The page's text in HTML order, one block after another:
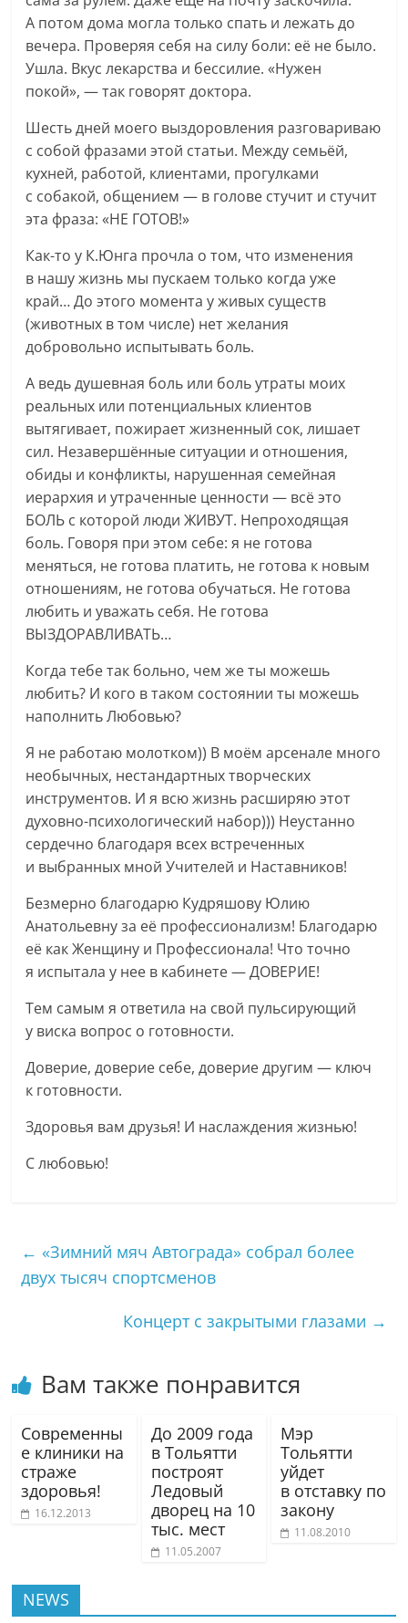
А потом дома могла только спать и лежать до
вечера. Проверяя себя на силу боли: её не было.
Ушла. Вкус лекарства и бессилие. «Нужен
покой», — так говорят доктора.
Шесть дней моего выздоровления разговариваю
с собой фразами этой статьи. Между семьёй,
кухней, работой, клиентами, прогулками
с собакой, общением — в голове стучит и стучит
эта фраза: «НЕ ГОТОВ!»
Как-то у К.Юнга прочла о том, что изменения
в нашу жизнь мы пускаем только когда уже
край… До этого момента у живых существ
(животных в том числе) нет желания
добровольно испытывать боль.
А ведь душевная боль или боль утраты моих
реальных или потенциальных клиентов
вытягивает, пожирает жизненный сок, лишает
сил. Незавершённые ситуации и отношения,
обиды и конфликты, нарушенная семейная
иерархия и утраченные ценности — всё это
БОЛЬ с которой люди ЖИВУТ. Непроходящая
боль. Говоря при этом себе: я не готова
меняться, не готова платить, не готова к новым
отношениям, не готова обучаться. Не готова
любить и уважать себя. Не готова
ВЫЗДОРАВЛИВАТЬ…
Когда тебе так больно, чем же ты можешь
любить? И кого в таком состоянии ты можешь
наполнить Любовью?
Я не работаю молотком)) В моём арсенале много
необычных, нестандартных творческих
инструментов. И я всю жизнь расширяю этот
духовно-психологический набор))) Неустанно
сердечно благодаря всех встреченных
и выбранных мной Учителей и Наставников!
Безмерно благодарю Кудряшову Юлию
Анатольевну за её профессионализм! Благодарю
её как Женщину и Профессионала! Что точно
я испытала у нее в кабинете — ДОВЕРИЕ!
Тем самым я ответила на свой пульсирующий
у виска вопрос о готовности.
Доверие, доверие себе, доверие другим — ключ
к готовности.
Здоровья вам друзья! И наслаждения жизнью!
С любовью!
← «Зимний мяч Автограда» собрал более
двух тысяч спортсменов
Концерт с закрытыми глазами →
Вам также понравится
Современны
е клиники на
страже
здоровья!
16.12.2013
До 2009 года
в Тольятти
построят
Ледовый
дворец на 10
тыс. мест
11.05.2007
Мэр
Тольятти
уйдет
в отставку по
закону
11.08.2010
NEWS